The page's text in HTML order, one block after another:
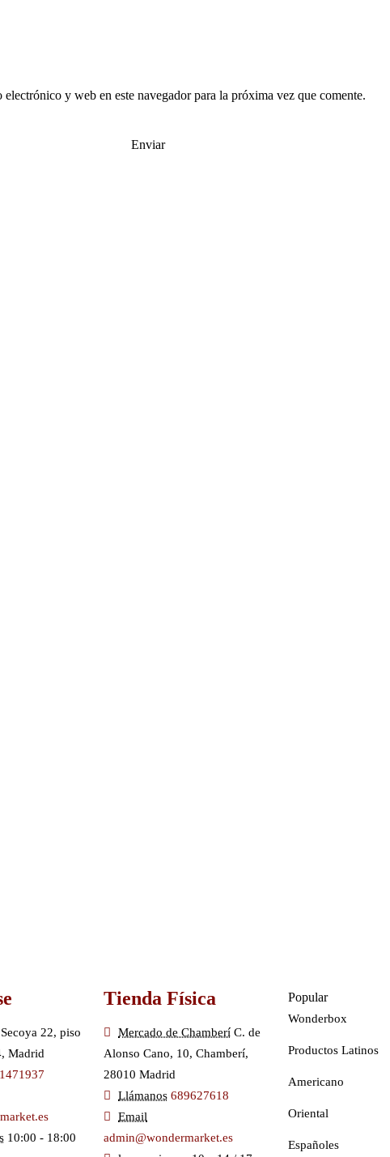
y web en este navegador para la próxima vez que comente.
22, piso
Madrid
10:00 - 18:00
Tienda Física
Mercado de Chamberí C. de
Alonso Cano, 10, Chamberí,
28010 Madrid
Llámanos 689627618
Email
admin@wondermarket.es
Popular
Wonderbox
Productos Latinos
Americano
Oriental
Españoles